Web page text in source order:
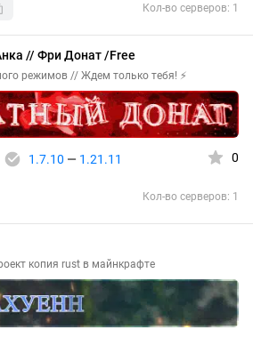
Кол-во серверов: 1
// Фри Донат /Free
режимов // Ждем только тебя! ⚡
1.7.10 — 1.21.11 0
Кол-во серверов: 1
копия rust в майнкрафте